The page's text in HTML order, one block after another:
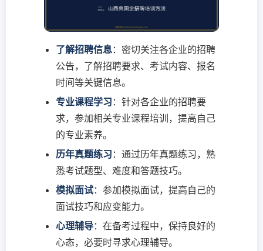
了解招聘信息：密切关注各企业的招聘
公告，了解招聘要求、考试内容、报名
时间等关键信息。
专业课程学习 ：针对各企业的招聘要
求，参加相关专业课程培训，提高自己
的专业素养。
历年真题练习 ：通过历年真题练习，熟
悉考试题型、难度和答题技巧。
模拟面试：参加模拟面试，提高自己的
面试技巧和应变能力。
心理辅导：在备考过程中，保持良好的
心态，必要时寻求心理辅导。